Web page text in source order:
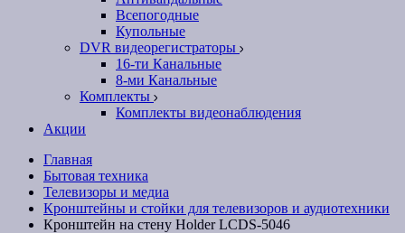
Всепогодные
Купольные
DVR видеорегистраторы
16-ти Канальные
8-ми Канальные
Комплекты
Комплекты видеонаблюдения
Акции
Главная
Бытовая техника
Телевизоры и медиа
Кронштейны и стойки для телевизоров и аудиотехники
Кронштейн на стену Holder LCDS-5046